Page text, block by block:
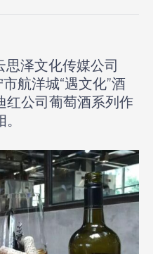
思泽文化传媒公司
航洋城“遇文化”酒
红公司葡萄酒系列作